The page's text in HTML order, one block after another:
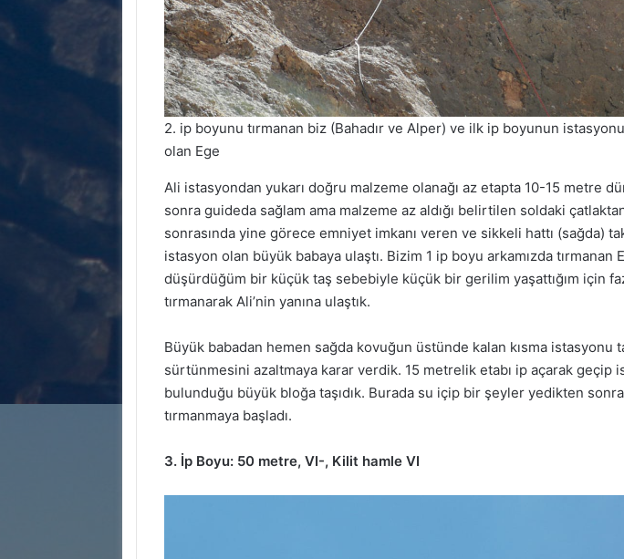
2. ip boyunu tırmanan biz (Bahadır ve Alper) ve ilk ip boyunun
olan Ege
Ali istasyondan yukarı doğru malzeme olanağı az etapta 10-15 metre
sonra guideda sağlam ama malzeme az aldığı belirtilen soldaki
sonrasında yine görece emniyet imkanı veren ve sikkeli hattı (sağda)
istasyon olan büyük babaya ulaştı. Bizim 1 ip boyu arkamızda tırmanan
düşürdüğüm bir küçük taş sebebiyle küçük bir gerilim yaşattığım için
tırmanarak Ali’nin yanına ulaştık.
Büyük babadan hemen sağda kovuğun üstünde kalan kısma istasyonu
sürtünmesini azaltmaya karar verdik. 15 metrelik etabı ip açarak geçip
bulunduğu büyük bloğa taşıdık. Burada su içip bir şeyler yedikten
tırmanmaya başladı.
3. İp Boyu: 50 metre, VI-, Kilit hamle VI